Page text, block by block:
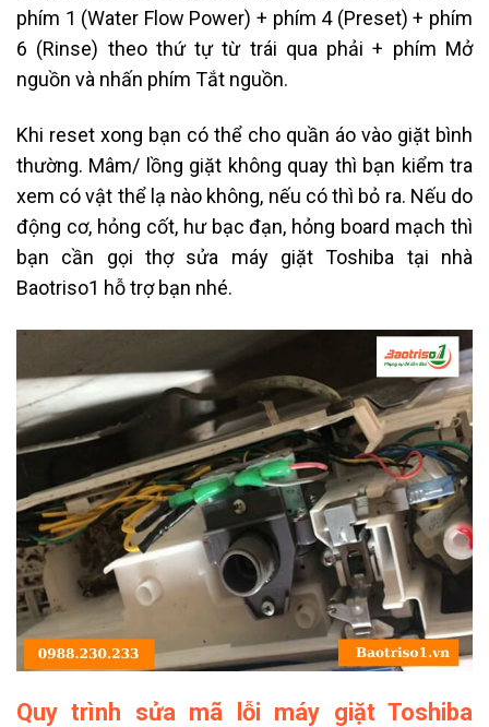
phím 1 (Water Flow Power) + phím 4 (Preset) + phím
6 (Rinse) theo thứ tự từ trái qua phải + phím Mở
nguồn và nhấn phím Tắt nguồn.
Khi reset xong bạn có thể cho quần áo vào giặt bình
thường. Mâm/ lồng giặt không quay thì bạn kiểm tra
xem có vật thể lạ nào không, nếu có thì bỏ ra. Nếu do
động cơ, hỏng cốt, hư bạc đạn, hỏng board mạch thì
bạn cần gọi thợ sửa máy giặt Toshiba tại nhà
Baotriso1 hỗ trợ bạn nhé.
Quy trình sửa mã lỗi máy giặt Toshiba